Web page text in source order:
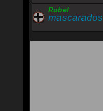
Rubel
mascarados